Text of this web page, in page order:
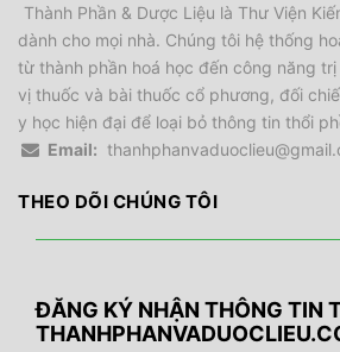
Thành Phần & Dược Liệu là Thư Viện
dành cho mọi nhà. Chúng tôi hệ thống
từ thành phần hoá học đến công năng trị
vị thuốc và bài thuốc cổ phương, đối
y học hiện đại để loại bỏ thông tin thổi
Email:
THEO DÕI CHÚNG TÔI
ĐĂNG KÝ NHẬN THÔNG TIN